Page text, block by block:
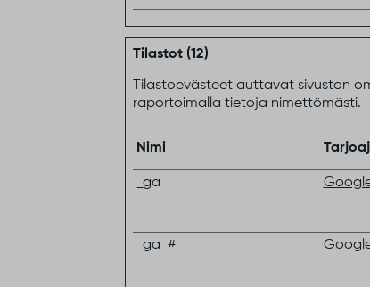
Tilastot (12)
Tilastoevästeet auttavat sivuston
raportoimalla tietoja nimettömästi.
Nimi
_ga
_ga_#